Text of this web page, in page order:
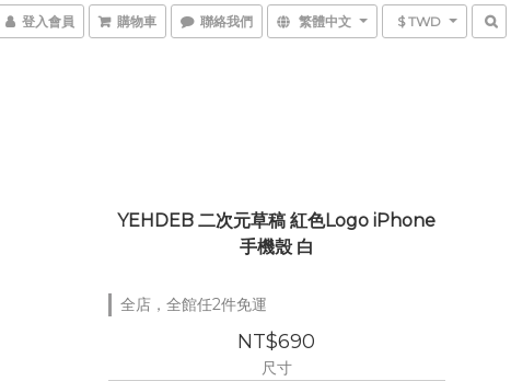
登入會員 購物車 聯絡我們 繁體中文 $ TWD
YEHDEB 二次元草稿 紅色Logo iPhone
手機殼 白
全店，全館任2件免運
NT$690
尺寸